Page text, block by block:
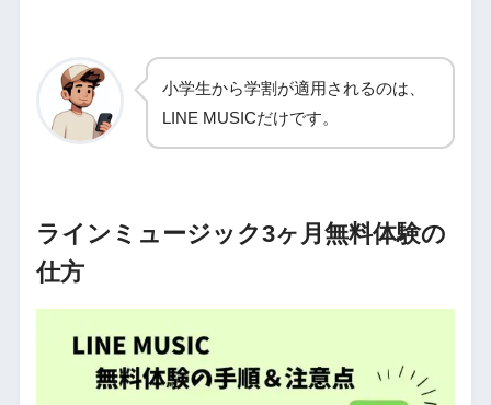
小学生から学割が適用されるのは、
LINE MUSICだけです。
ラインミュージック3ヶ月無料体験の
仕方